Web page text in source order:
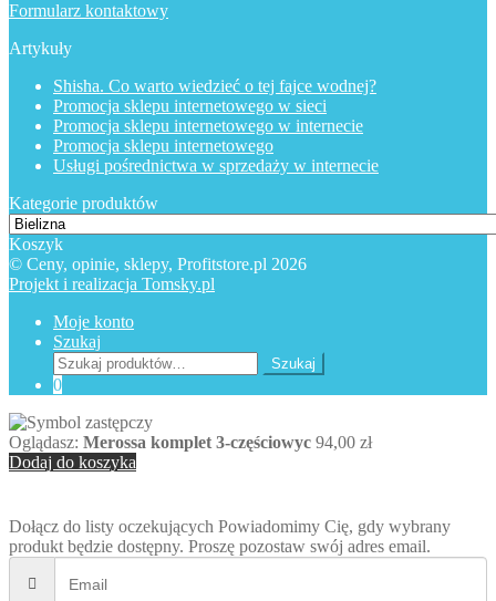
Formularz kontaktowy
Artykuły
Shisha. Co warto wiedzieć o tej fajce wodnej?
Promocja sklepu internetowego w sieci
Promocja sklepu internetowego w internecie
Promocja sklepu internetowego
Usługi pośrednictwa w sprzedaży w internecie
Kategorie produktów
Koszyk
© Ceny, opinie, sklepy, Profitstore.pl 2026
Projekt i realizacja Tomsky.pl
Moje konto
Szukaj
Szukaj:
Szukaj
0
Oglądasz: Merossa komplet 3-częściowyc 94,00 zł
Dodaj do koszyka
Dołącz do listy oczekujących Powiadomimy Cię, gdy wybrany
produkt będzie dostępny. Proszę pozostaw swój adres email.